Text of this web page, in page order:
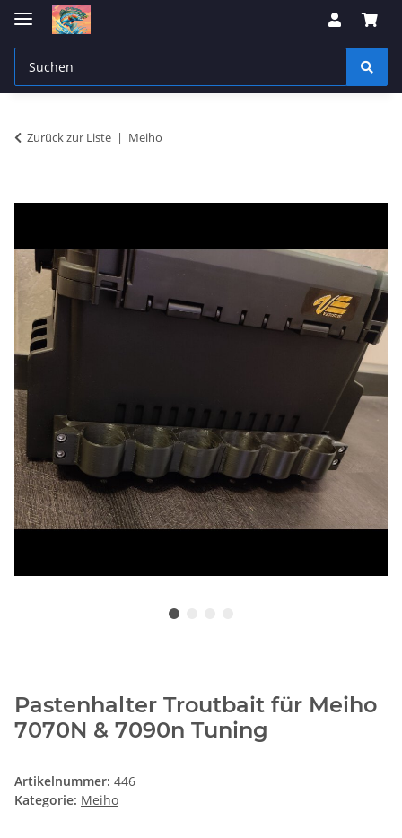
Zurück zur Liste Meiho
Pastenhalter Troutbait für Meiho
7070N & 7090n Tuning
Artikelnummer: 446
Kategorie: Meiho